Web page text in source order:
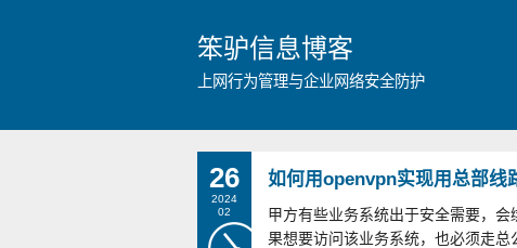
笨驴信息博客
上网行为管理与企业网络安全防护
26
2024
02
如何用openvpn实现用总部线
甲方有些业务系统出于安全需要，
果想要访问该业务系统，也必须走总